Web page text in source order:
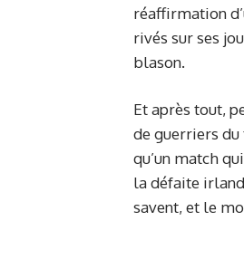
réaffirmation
rivés sur ses
blason.
Et après tout,
de guerriers du
qu’un match
la défaite
savent, et le